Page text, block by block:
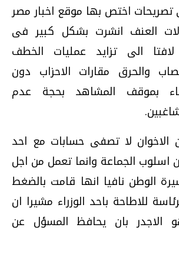
اختص بها موقع اخبار مصر
العنف انشرت بشكل كبير فى
لافتا الى تزايد عمليات الخطف
والحرق مقارات الاحزاب دون
بموقف المشاهد بحجة عدم
لا تصفى حسابات مع احد
اسلوب الجماعة وانما تعمل من اجل
الوطن نافيا انها قامت بالضغط
للاطاحة باحد الوزراء مشيرا ان
الاجدر بان يحافظ المسؤل عن